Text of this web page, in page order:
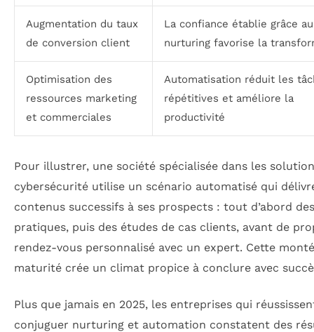
Augmentation du taux
de conversion client
La confiance établie grâce au
nurturing favorise la
Optimisation des
ressources marketing
et commerciales
Automatisation réduit les
répétitives et améliore la
productivité
Pour illustrer, une société spécialisée dans les
cybersécurité utilise un scénario automatisé qui
contenus successifs à ses prospects : tout d’abord
pratiques, puis des études de cas clients, avant de
rendez-vous personnalisé avec un expert. Cette
maturité crée un climat propice à conclure avec
Plus que jamais en 2025, les entreprises qui
conjuguer nurturing et automation constatent des